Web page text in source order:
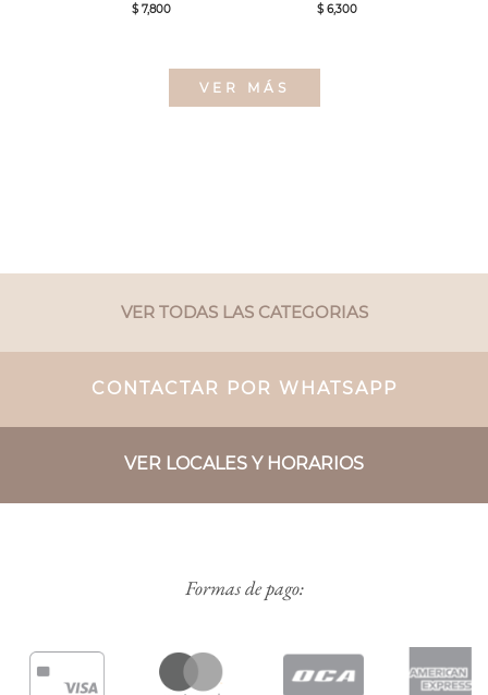
$ 7,800
$ 6,300
VER MÁS
VER TODAS LAS CATEGORIAS
CONTACTAR POR WHATSAPP
VER LOCALES Y HORARIOS
Formas de pago: